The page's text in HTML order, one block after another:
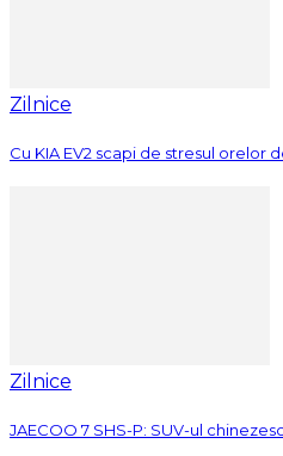
Zilnice
Cu KIA EV2 scapi de stresul orelor
Zilnice
JAECOO 7 SHS-P: SUV-ul